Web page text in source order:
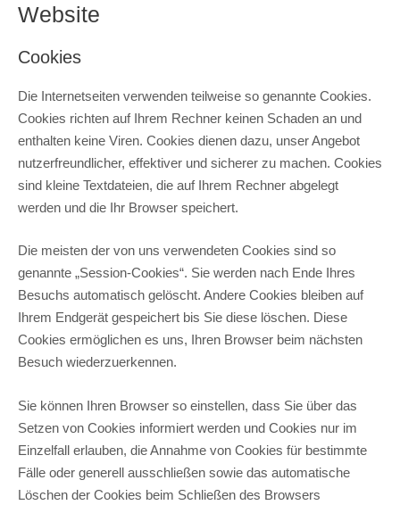
Website
Cookies
Die Internetseiten verwenden teilweise so genannte Cookies.
Cookies richten auf Ihrem Rechner keinen Schaden an und
enthalten keine Viren. Cookies dienen dazu, unser Angebot
nutzerfreundlicher, effektiver und sicherer zu machen. Cookies
sind kleine Textdateien, die auf Ihrem Rechner abgelegt
werden und die Ihr Browser speichert.
Die meisten der von uns verwendeten Cookies sind so
genannte „Session-Cookies“. Sie werden nach Ende Ihres
Besuchs automatisch gelöscht. Andere Cookies bleiben auf
Ihrem Endgerät gespeichert bis Sie diese löschen. Diese
Cookies ermöglichen es uns, Ihren Browser beim nächsten
Besuch wiederzuerkennen.
Sie können Ihren Browser so einstellen, dass Sie über das
Setzen von Cookies informiert werden und Cookies nur im
Einzelfall erlauben, die Annahme von Cookies für bestimmte
Fälle oder generell ausschließen sowie das automatische
Löschen der Cookies beim Schließen des Browsers